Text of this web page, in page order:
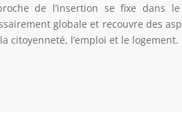
de l’insertion se fixe dans
globale et recouvre des
citoyenneté, l’emploi et le logement.